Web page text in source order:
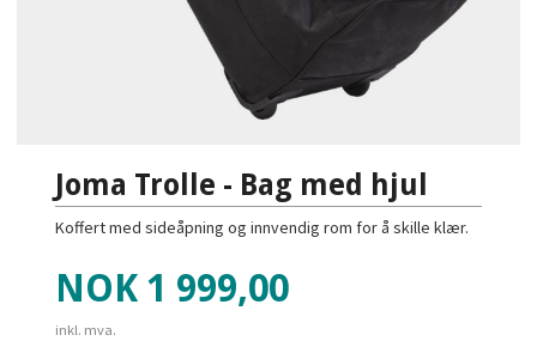
Joma Trolle - Bag med hjul
Koffert med sideåpning og innvendig rom for å skille klær.
Pris
NOK 1 999,00
inkl. mva.